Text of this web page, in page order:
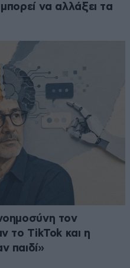
να αλλάξει τα
τον
το TikTok και η
παιδί»